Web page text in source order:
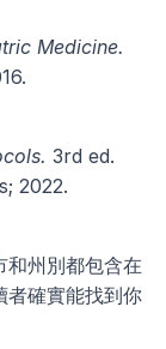
Medicine.
3rd ed.
2022.
和州別都包含在
者確實能找到你